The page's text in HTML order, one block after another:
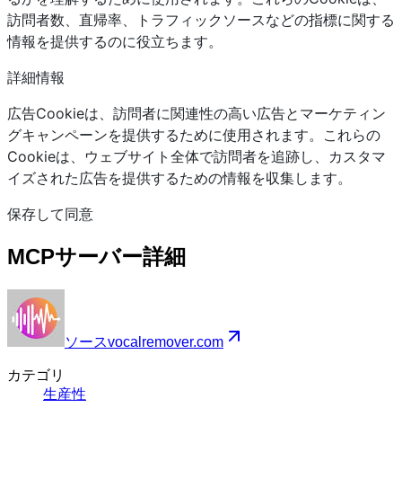
訪問者数、直帰率、トラフィックソースなどの指標に関する
情報を提供するのに役立ちます。
詳細情報
広告Cookieは、訪問者に関連性の高い広告とマーケティン
グキャンペーンを提供するために使用されます。これらの
Cookieは、ウェブサイト全体で訪問者を追跡し、カスタマ
イズされた広告を提供するための情報を収集します。
保存して同意
MCPサーバー詳細
ソースvocalremover.com
カテゴリ
生産性